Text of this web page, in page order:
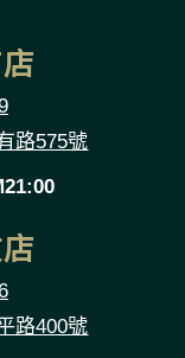
路575號
路400號